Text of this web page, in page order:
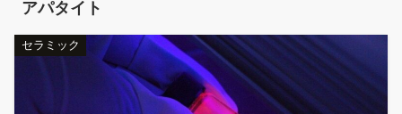
アパタイト
セラミック